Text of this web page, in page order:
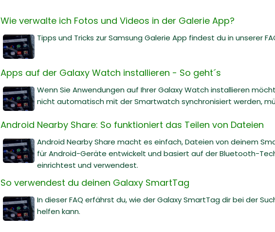
Wie verwalte ich Fotos und Videos in der Galerie App?
Tipps und Tricks zur Samsung Galerie App findest du in unserer
Apps auf der Galaxy Watch installieren - So geht´s
Wenn Sie Anwendungen auf Ihrer Galaxy Watch installieren
nicht automatisch mit der Smartwatch synchronisiert werden,
Android Nearby Share: So funktioniert das Teilen von Dateien
Android Nearby Share macht es einfach, Dateien von deinem
für Android-Geräte entwickelt und basiert auf der Bluetooth-
einrichtest und verwendest.
So verwendest du deinen Galaxy SmartTag
In dieser FAQ erfährst du, wie der Galaxy SmartTag dir bei der
helfen kann.